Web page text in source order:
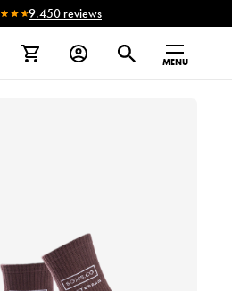
9.450 reviews
MENU